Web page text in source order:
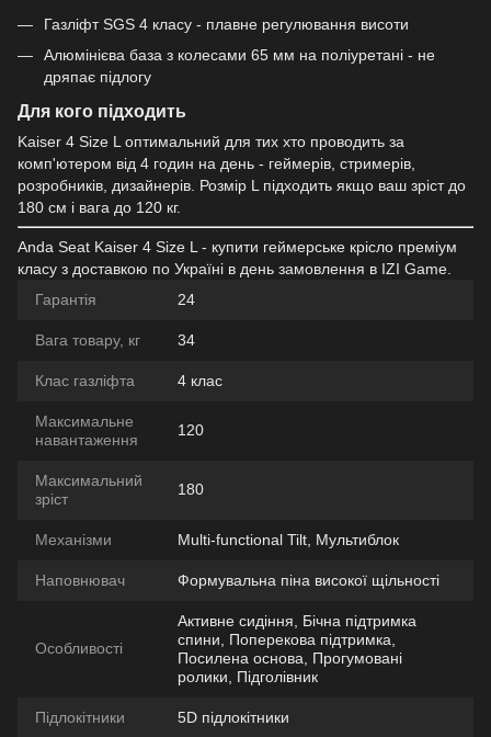
Газліфт SGS 4 класу - плавне регулювання висоти
Алюмінієва база з колесами 65 мм на поліуретані - не
дряпає підлогу
Для кого підходить
Kaiser 4 Size L оптимальний для тих хто проводить за
комп'ютером від 4 годин на день - геймерів, стримерів,
розробників, дизайнерів. Розмір L підходить якщо ваш зріст до
180 см і вага до 120 кг.
Anda Seat Kaiser 4 Size L - купити геймерське крісло преміум
класу з доставкою по Україні в день замовлення в IZI Game.
Гарантія
24
Вага товару, кг 34
Клас газліфта 4 клас
Максимальне
навантаження
120
Максимальний
зріст
180
Механізми Multi-functional Tilt, Мультиблок
Наповнювач Формувальна піна високої щільності
Особливості
Активне сидіння, Бічна підтримка
спини, Поперекова підтримка,
Посилена основа, Прогумовані
ролики, Підголівник
Підлокітники 5D підлокітники